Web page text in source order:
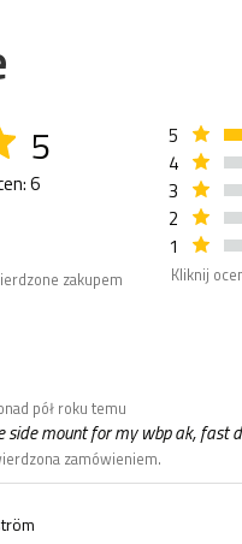
5
6
zakupem
5
4
3
2
1
Kliknij
pół roku temu
side mount for my wbp ak, fast
zamówieniem.